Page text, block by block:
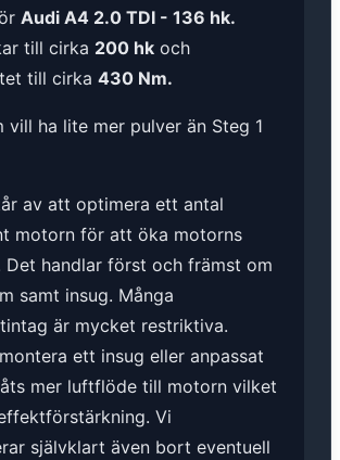
Audi A4 2.0 TDI - 136 hk.
till cirka 200 hk och
till cirka 430 Nm.
vill ha lite mer pulver än Steg 1
av att optimera ett antal
motorn för att öka motorns
handlar först och främst om
samt insug. Många
är mycket restriktiva.
ett insug eller anpassat
mer luftflöde till motorn vilket
Vi
självklart även bort eventuell